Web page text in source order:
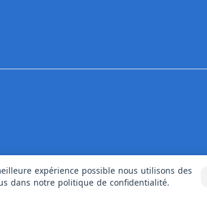
expérience possible nous utilisons des
dans notre politique de confidentialité.